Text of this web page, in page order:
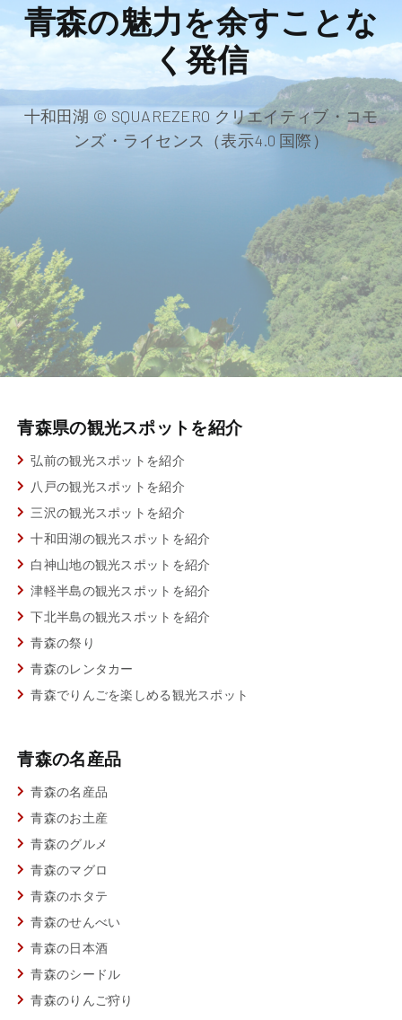
青森の魅力を余すことな
く発信
十和田湖 © SQUAREZERO クリエイティブ・コモ
ンズ・ライセンス（表示4.0 国際）
青森県の観光スポットを紹介
弘前の観光スポットを紹介
八戸の観光スポットを紹介
三沢の観光スポットを紹介
十和田湖の観光スポットを紹介
白神山地の観光スポットを紹介
津軽半島の観光スポットを紹介
下北半島の観光スポットを紹介
青森の祭り
青森のレンタカー
青森でりんごを楽しめる観光スポット
青森の名産品
青森の名産品
青森のお土産
青森のグルメ
青森のマグロ
青森のホタテ
青森のせんべい
青森の日本酒
青森のシードル
青森のりんご狩り